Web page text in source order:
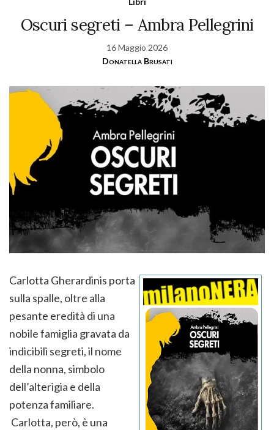
Oscuri segreti – Ambra Pellegrini
16 Maggio 2026
Donatella Brusati
Carlotta Gherardinis porta
sulla spalle, oltre alla
pesante eredità di una
nobile famiglia gravata da
indicibili segreti, il nome
della nonna, simbolo
dell’alterigia e della
potenza familiare.
Carlotta, però, è una